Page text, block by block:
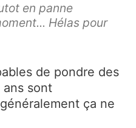
en panne
Hélas pour
de pondre des
sont
ça ne